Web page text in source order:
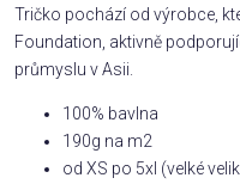
Tričko pochází od výrobce,
Foundation, aktivně
průmyslu v Asii.
100% bavlna
190g na m2
od XS po 5xl (velké